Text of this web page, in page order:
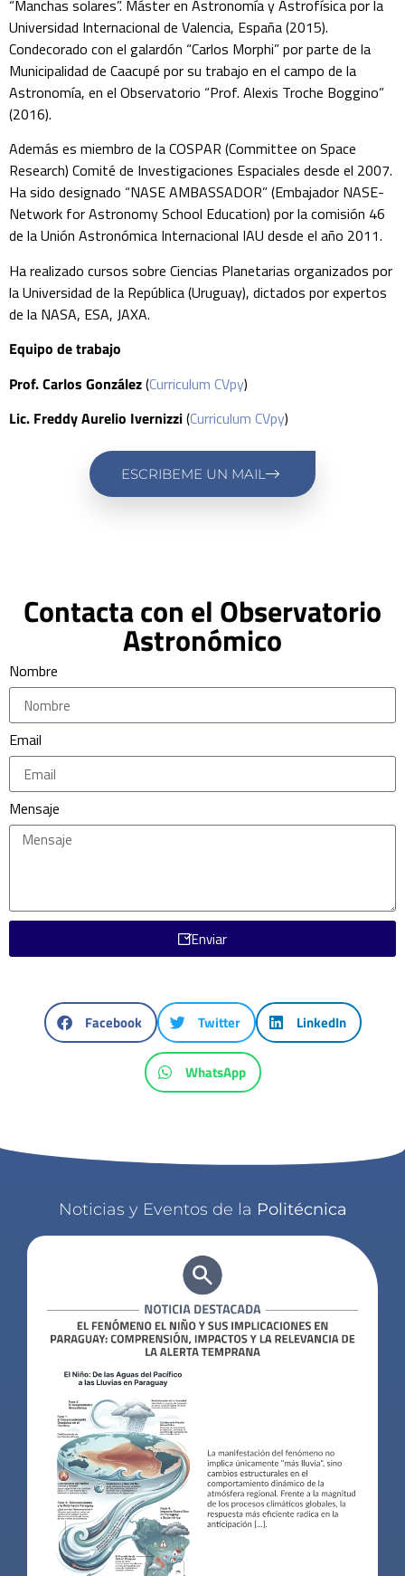
“Manchas solares”. Máster en Astronomía y Astrofísica por la
Universidad Internacional de Valencia, España (2015).
Condecorado con el galardón “Carlos Morphi” por parte de la
Municipalidad de Caacupé por su trabajo en el campo de la
Astronomía, en el Observatorio “Prof. Alexis Troche Boggino”
(2016).
Además es miembro de la COSPAR (Committee on Space
Research) Comité de Investigaciones Espaciales desde el 2007.
Ha sido designado “NASE AMBASSADOR” (Embajador NASE-
Network for Astronomy School Education) por la comisión 46
de la Unión Astronómica Internacional IAU desde el año 2011.
Ha realizado cursos sobre Ciencias Planetarias organizados por
la Universidad de la República (Uruguay), dictados por expertos
de la NASA, ESA, JAXA.
Equipo de trabajo
Prof. Carlos González(Curriculum CVpy)
Lic. Freddy Aurelio Ivernizzi(Curriculum CVpy)
ESCRIBEME UN MAIL
Contacta con el Observatorio
Astronómico
Nombre
Email
Mensaje
Enviar
Facebook Twitter LinkedIn
WhatsApp
Noticias y Eventos de la Politécnica